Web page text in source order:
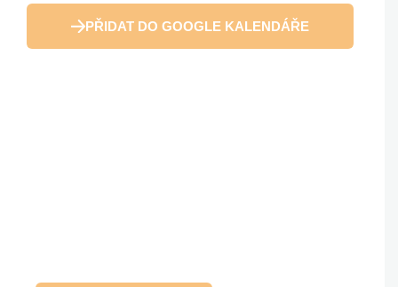
PŘIDAT DO GOOGLE KALENDÁŘE